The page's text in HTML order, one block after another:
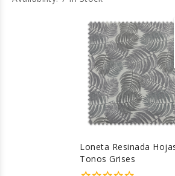
Loneta Resinada
Tonos Grises